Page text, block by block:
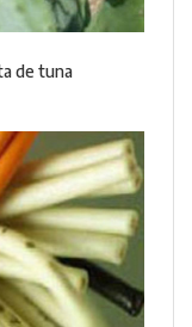
de tuna